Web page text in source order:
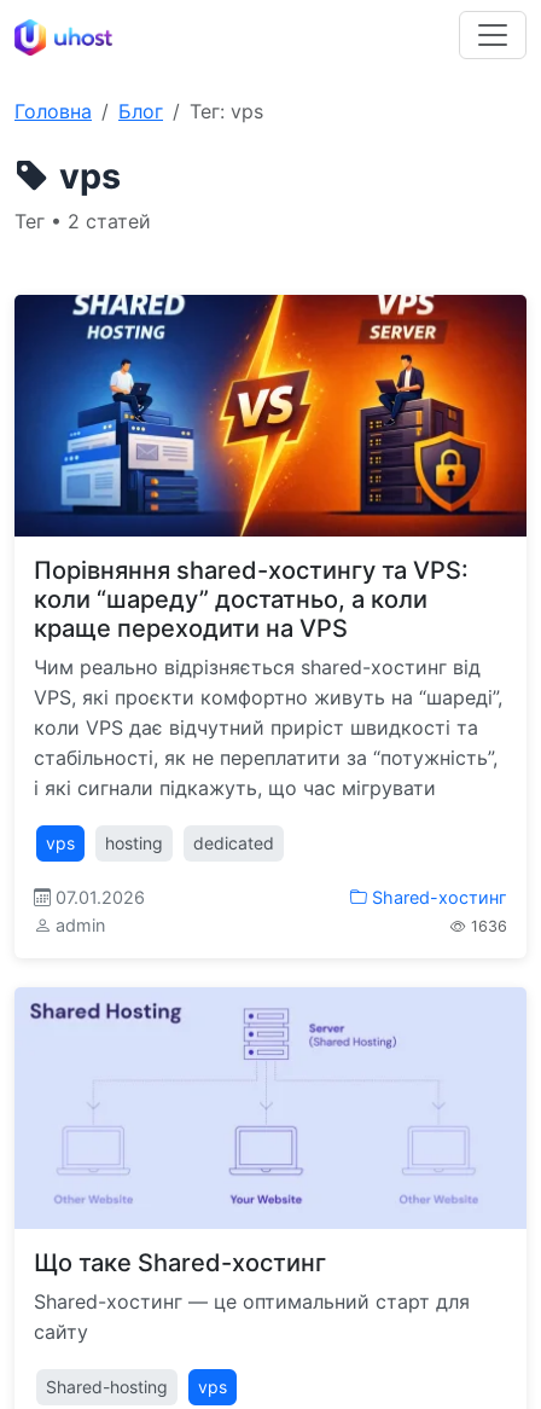
Головна Блог Тег: vps
vps
Тег • 2 статей
Порівняння shared-хостингу та VPS:
коли “шареду” достатньо, а коли
краще переходити на VPS
Чим реально відрізняється shared-хостинг від
VPS, які проєкти комфортно живуть на “шареді”,
коли VPS дає відчутний приріст швидкості та
стабільності, як не переплатити за “потужність”,
і які сигнали підкажуть, що час мігрувати
vps hosting dedicated
07.01.2026
admin
Shared-хостинг
1636
Що таке Shared-хостинг
Shared-хостинг — це оптимальний старт для
сайту
Shared-hosting vps